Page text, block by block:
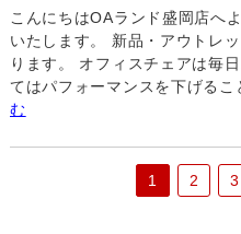
こんにちはOAランド盛岡店へ
いたします。 新品・アウトレ
ります。 オフィスチェアは毎
てはパフォーマンスを下げるこ
む
1 2 3